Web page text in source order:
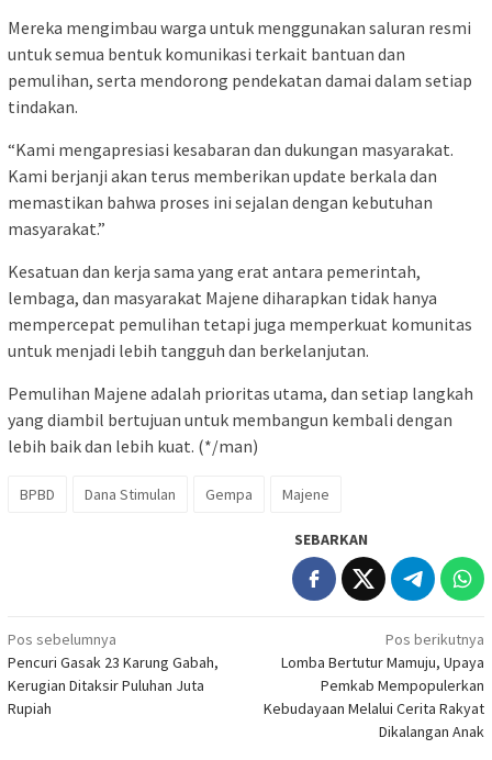
Mereka mengimbau warga untuk menggunakan saluran resmi
untuk semua bentuk komunikasi terkait bantuan dan
pemulihan, serta mendorong pendekatan damai dalam setiap
tindakan.
“Kami mengapresiasi kesabaran dan dukungan masyarakat.
Kami berjanji akan terus memberikan update berkala dan
memastikan bahwa proses ini sejalan dengan kebutuhan
masyarakat.”
Kesatuan dan kerja sama yang erat antara pemerintah,
lembaga, dan masyarakat Majene diharapkan tidak hanya
mempercepat pemulihan tetapi juga memperkuat komunitas
untuk menjadi lebih tangguh dan berkelanjutan.
Pemulihan Majene adalah prioritas utama, dan setiap langkah
yang diambil bertujuan untuk membangun kembali dengan
lebih baik dan lebih kuat. (*/man)
BPBD Dana Stimulan Gempa Majene
SEBARKAN
Navigasi
pos
Pos sebelumnya
Pencuri Gasak 23 Karung Gabah,
Kerugian Ditaksir Puluhan Juta
Rupiah
Pos berikutnya
Lomba Bertutur Mamuju, Upaya
Pemkab Mempopulerkan
Kebudayaan Melalui Cerita Rakyat
Dikalangan Anak